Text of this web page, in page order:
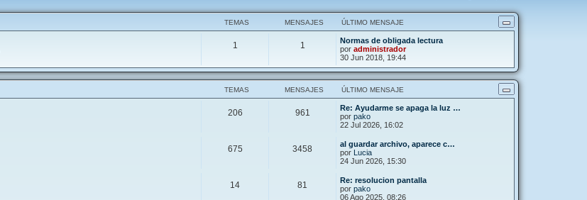
TEMAS MENSAJES ÚLTIMO MENSAJE
1 1
Normas de obligada lectura
por administrador
30 Jun 2018, 19:44
TEMAS MENSAJES ÚLTIMO MENSAJE
206 961
Re: Ayudarme se apaga la luz …
por pako
22 Jul 2026, 16:02
675 3458
al guardar archivo, aparece c…
por Lucia
24 Jun 2026, 15:30
14 81
Re: resolucion pantalla
por pako
06 Ago 2025, 08:26